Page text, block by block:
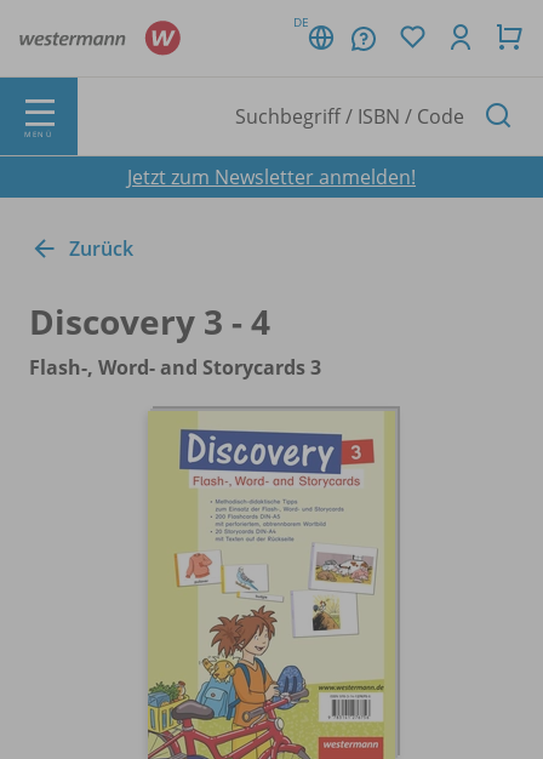
DE
MENÜ
Jetzt zum Newsletter anmelden!
Zurück
Discovery 3 - 4
Flash-, Word- and Storycards 3